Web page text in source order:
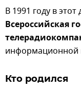
В 1991 году в этот
Всероссийская
информационной
Кто родился